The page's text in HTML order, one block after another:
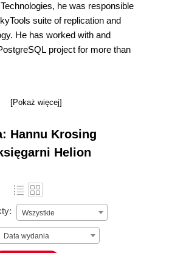
he was responsible
suite of replication and
He has worked with and
project for more than
[Pokaż więcej]
Hannu Krosing
Helion
Wszystkie
Data wydania